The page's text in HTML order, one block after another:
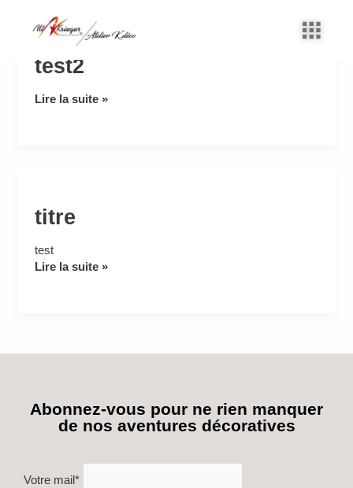
contenu
test2
test2
Lire la suite »
titre
test
titre
Lire la suite »
Abonnez-vous pour ne rien manquer
de nos aventures décoratives
Votre mail*